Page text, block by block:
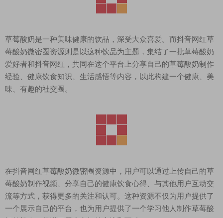
草莓酸奶是一种美味健康的饮品，深受大众喜爱。而抖音网红草
莓酸奶微密圈资源则是以这种饮品为主题，集结了一批草莓酸奶
爱好者和抖音网红，共同在这个平台上分享自己的草莓酸奶制作
经验、健康饮食知识、生活感悟等内容，以此构建一个健康、美
味、有趣的社交圈。
在抖音网红草莓酸奶微密圈资源中，用户可以通过上传自己的草
莓酸奶制作视频、分享自己的健康饮食心得、与其他用户互动交
流等方式，获得更多的关注和认可。这种资源不仅为用户提供了
一个展示自己的平台，也为用户提供了一个学习他人制作草莓酸